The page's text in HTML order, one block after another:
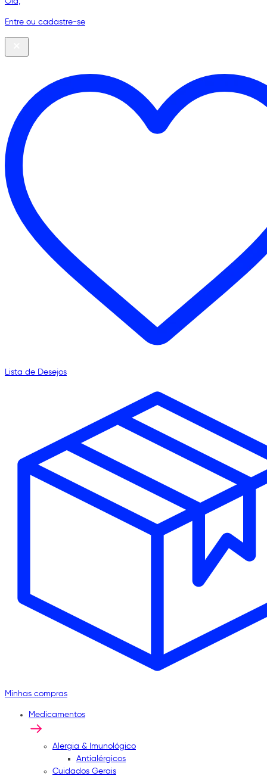
Entre ou cadastre-se
Lista de Desejos
Minhas compras
Medicamentos
Alergia & Imunológico
Antialérgicos
Cuidados Gerais